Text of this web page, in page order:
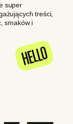
super
treści,
smaków i
HELLO